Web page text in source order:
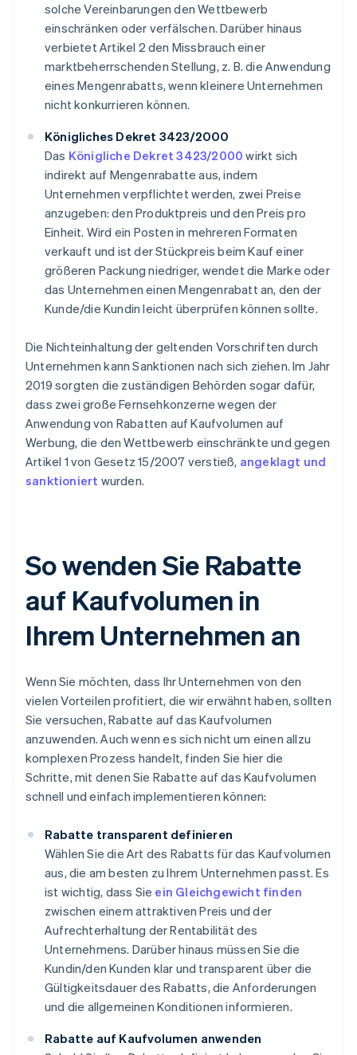
solche Vereinbarungen den Wettbewerb
einschränken oder verfälschen. Darüber hinaus
verbietet Artikel 2 den Missbrauch einer
marktbeherrschenden Stellung, z. B. die Anwendung
eines Mengenrabatts, wenn kleinere Unternehmen
nicht konkurrieren können.
Königliches Dekret 3423/2000
Das Königliche Dekret 3423/2000 wirkt sich
indirekt auf Mengenrabatte aus, indem
Unternehmen verpflichtet werden, zwei Preise
anzugeben: den Produktpreis und den Preis pro
Einheit. Wird ein Posten in mehreren Formaten
verkauft und ist der Stückpreis beim Kauf einer
größeren Packung niedriger, wendet die Marke oder
das Unternehmen einen Mengenrabatt an, den der
Kunde/die Kundin leicht überprüfen können sollte.
Die Nichteinhaltung der geltenden Vorschriften durch
Unternehmen kann Sanktionen nach sich ziehen. Im Jahr
2019 sorgten die zuständigen Behörden sogar dafür,
dass zwei große Fernsehkonzerne wegen der
Anwendung von Rabatten auf Kaufvolumen auf
Werbung, die den Wettbewerb einschränkte und gegen
Artikel 1 von Gesetz 15/2007 verstieß, angeklagt und
sanktioniert wurden.
So wenden Sie Rabatte
auf Kaufvolumen in
Ihrem Unternehmen an
Wenn Sie möchten, dass Ihr Unternehmen von den
vielen Vorteilen profitiert, die wir erwähnt haben, sollten
Sie versuchen, Rabatte auf das Kaufvolumen
anzuwenden. Auch wenn es sich nicht um einen allzu
komplexen Prozess handelt, finden Sie hier die
Schritte, mit denen Sie Rabatte auf das Kaufvolumen
schnell und einfach implementieren können:
Rabatte transparent definieren
Wählen Sie die Art des Rabatts für das Kaufvolumen
aus, die am besten zu Ihrem Unternehmen passt. Es
ist wichtig, dass Sie ein Gleichgewicht finden
zwischen einem attraktiven Preis und der
Aufrechterhaltung der Rentabilität des
Unternehmens. Darüber hinaus müssen Sie die
Kundin/den Kunden klar und transparent über die
Gültigkeitsdauer des Rabatts, die Anforderungen
und die allgemeinen Konditionen informieren.
Rabatte auf Kaufvolumen anwenden